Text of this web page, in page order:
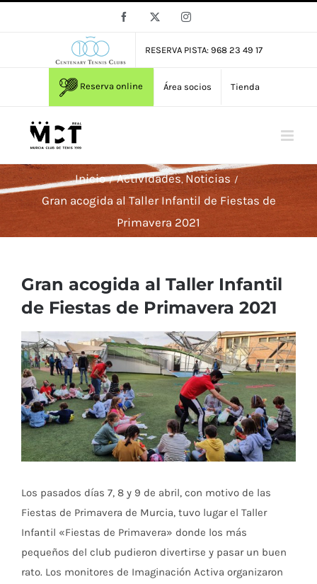
Facebook Instagram
RESERVA PISTA: 968 23 49 17
Reserva online Área socios Tienda
Inicio Actividades Noticias
Gran acogida al Taller Infantil de Fiestas de
Primavera 2021
Gran acogida al Taller Infantil
de Fiestas de Primavera 2021
Ver
imagen
más
grande
Los pasados días 7, 8 y 9 de abril, con motivo de las
Fiestas de Primavera de Murcia, tuvo lugar el Taller
Infantil «Fiestas de Primavera» donde los más
pequeños del club pudieron divertirse y pasar un buen
rato. Los monitores de Imaginación Activa organizaron